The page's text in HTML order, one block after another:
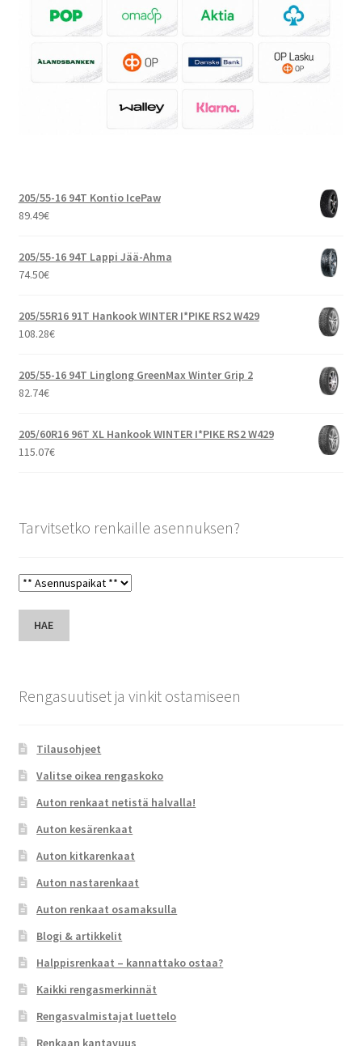
205/55-16 94T Kontio IcePaw
89.49€
205/55-16 94T Lappi Jää-Ahma
74.50€
205/55R16 91T Hankook WINTER I*PIKE RS2 W429
108.28€
205/55-16 94T Linglong GreenMax Winter Grip 2
82.74€
205/60R16 96T XL Hankook WINTER I*PIKE RS2 W429
115.07€
Tarvitsetko renkaille asennuksen?
HAE
Rengasuutiset ja vinkit ostamiseen
Tilausohjeet
Valitse oikea rengaskoko
Auton renkaat netistä halvalla!
Auton kesärenkaat
Auton kitkarenkaat
Auton nastarenkaat
Auton renkaat osamaksulla
Blogi & artikkelit
Halppisrenkaat – kannattako ostaa?
Kaikki rengasmerkinnät
Rengasvalmistajat luettelo
Renkaan kantavuus